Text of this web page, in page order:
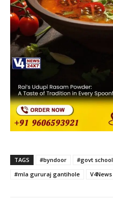
TAGS #byndoor #govt school
#mla gururaj gantihole
V4News